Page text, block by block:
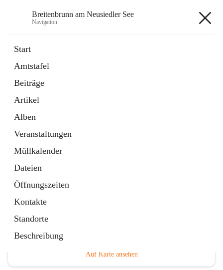
Breitenbrunn am Neusiedler See
Navigation
Start
Amtstafel
Beiträge
Artikel
Alben
Veranstaltungen
Müllkalender
Dateien
Öffnungszeiten
Kontakte
Standorte
Beschreibung
18 Schnellzugriffe
Gemeindeservice
Auf Karte ansehen